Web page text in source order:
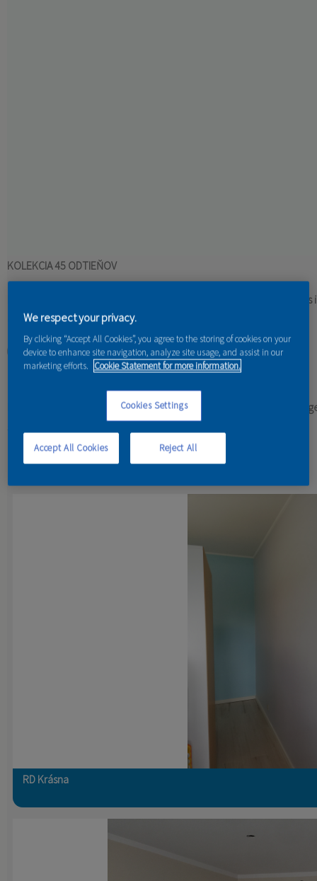
KOLEKCIA 45 ODTIEŇOV
Revolučný nástroj na výber toho správneho odtieňa! Vzorka
otvorte, maľujte - je to naozaj jednoduché!
čítať viaco dulux tester easycare
KOLEKCIA 45 ODTIEŇOV
kolekcia matných, vysoko umývateľných maliarských farieb
Referencie od našich maliarov
RD Krásna
We respect your privacy.
By clicking “Accept All Cookies”, you agree to the storing of cookies on your
device to enhance site navigation, analyze site usage, and assist in our
marketing efforts. Cookie Statement for more information.
Cookies Settings
Reject All
Accept All Cookies